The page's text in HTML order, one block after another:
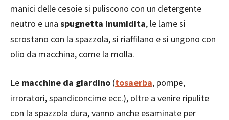
manici delle cesoie si puliscono con un detergente
neutro e una spugnetta inumidita, le lame si
scrostano con la spazzola, si riaffilano e si ungono con
olio da macchina, come la molla.
Le macchine da giardino (tosaerba, pompe,
irroratori, spandiconcime ecc.), oltre a venire ripulite
con la spazzola dura, vanno anche esaminate per